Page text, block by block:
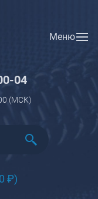
Меню
04
(МCK)
₽)